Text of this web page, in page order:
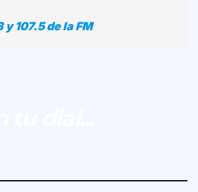
y 107.5 de la FM